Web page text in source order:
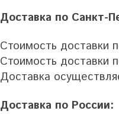
Доставка по Санкт-
Стоимость доставки
Стоимость доставки
Доставка
Доставка по России: